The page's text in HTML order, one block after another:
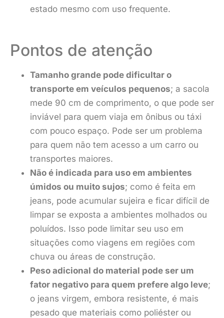
estado mesmo com uso frequente.
Pontos de atenção
Tamanho grande pode dificultar o
transporte em veículos pequenos; a sacola
mede 90 cm de comprimento, o que pode ser
inviável para quem viaja em ônibus ou táxi
com pouco espaço. Pode ser um problema
para quem não tem acesso a um carro ou
transportes maiores.
Não é indicada para uso em ambientes
úmidos ou muito sujos; como é feita em
jeans, pode acumular sujeira e ficar difícil de
limpar se exposta a ambientes molhados ou
poluídos. Isso pode limitar seu uso em
situações como viagens em regiões com
chuva ou áreas de construção.
Peso adicional do material pode ser um
fator negativo para quem prefere algo leve;
o jeans virgem, embora resistente, é mais
pesado que materiais como poliéster ou